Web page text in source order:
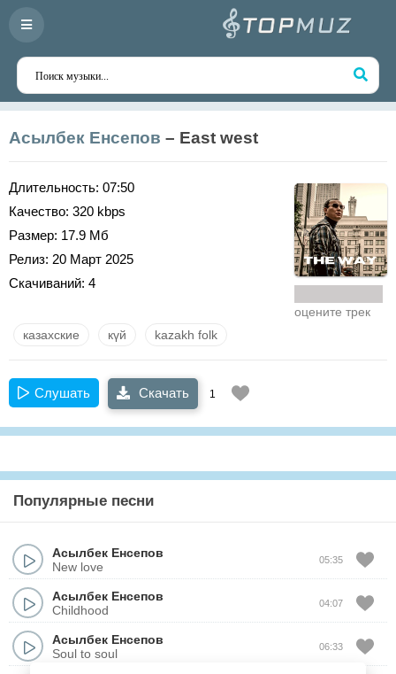
Асылбек Енсепов – East west
Длительность: 07:50
Качество: 320 kbps
Размер: 17.9 Мб
Релиз: 20 Март 2025
Скачиваний: 4
оцените трек
казахские күй kazakh folk
Слушать Скачать 1
Популярные песни
Асылбек Енсепов
New love
05:35
Асылбек Енсепов
Childhood
04:07
Асылбек Енсепов
Soul to soul
06:33